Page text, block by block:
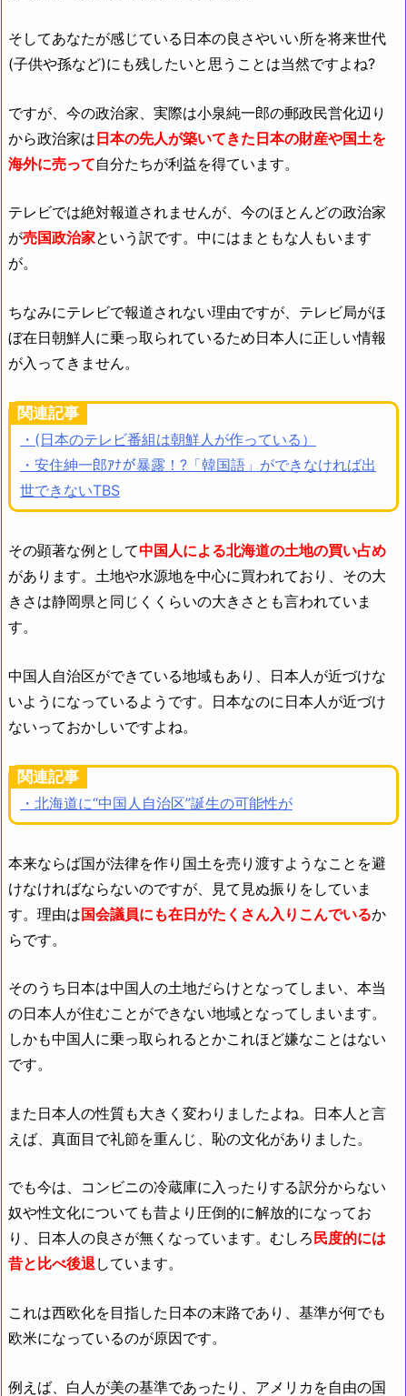
そしてあなたが感じている日本の良さやいい所を将来世代
(子供や孫など)にも残したいと思うことは当然ですよね?
ですが、今の政治家、実際は小泉純一郎の郵政民営化辺り
から政治家は日本の先人が築いてきた日本の財産や国土を
海外に売って自分たちが利益を得ています。
テレビでは絶対報道されませんが、今のほとんどの政治家
が売国政治家という訳です。中にはまともな人もいます
が。
ちなみにテレビで報道されない理由ですが、テレビ局がほ
ぼ在日朝鮮人に乗っ取られているため日本人に正しい情報
が入ってきません。
関連記事
・(日本のテレビ番組は朝鮮人が作っている）
・安住紳一郎ｱﾅが暴露！?「韓国語」ができなければ出
世できないTBS
その顕著な例として中国人による北海道の土地の買い占め
があります。土地や水源地を中心に買われており、その大
きさは静岡県と同じくくらいの大きさとも言われていま
す。
中国人自治区ができている地域もあり、日本人が近づけな
いようになっているようです。日本なのに日本人が近づけ
ないっておかしいですよね。
関連記事
・北海道に“中国人自治区”誕生の可能性が
本来ならば国が法律を作り国土を売り渡すようなことを避
けなければならないのですが、見て見ぬ振りをしていま
す。理由は国会議員にも在日がたくさん入りこんでいるか
らです。
そのうち日本は中国人の土地だらけとなってしまい、本当
の日本人が住むことができない地域となってしまいます。
しかも中国人に乗っ取られるとかこれほど嫌なことはない
です。
また日本人の性質も大きく変わりましたよね。日本人と言
えば、真面目で礼節を重んじ、恥の文化がありました。
でも今は、コンビニの冷蔵庫に入ったりする訳分からない
奴や性文化についても昔より圧倒的に解放的になってお
り、日本人の良さが無くなっています。むしろ民度的には
昔と比べ後退しています。
これは西欧化を目指した日本の末路であり、基準が何でも
欧米になっているのが原因です。
例えば、白人が美の基準であったり、アメリカを自由の国